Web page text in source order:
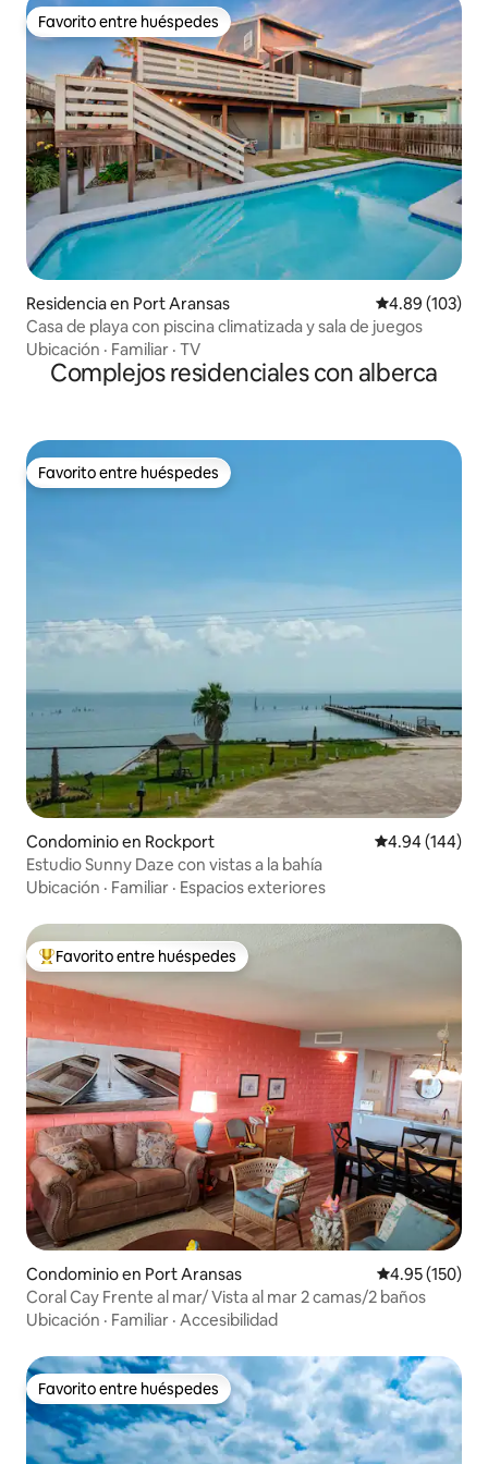
Favorito entre huéspedes
Favorito entre huéspedes
Residencia en Port Aransas Calificación
4.89 (103)
Casa de playa con piscina climatizada y sala de juegos
Ubicación · Familiar · TV
Complejos residenciales con alberca
Favorito entre huéspedes
Favorito entre huéspedes
Condominio en Rockport Calificación
4.94 (144)
Estudio Sunny Daze con vistas a la bahía
Ubicación · Familiar · Espacios exteriores
De los mejores en Favorito entre huéspedes
Favorito entre huéspedes
Condominio en Port Aransas Calificación
4.95 (150)
Coral Cay Frente al mar/ Vista al mar 2 camas/2 baños
Ubicación · Familiar · Accesibilidad
Favorito entre huéspedes
Favorito entre huéspedes